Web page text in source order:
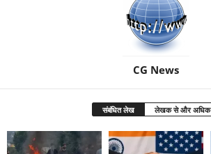
CG News
संबंधित लेख लेखक से और अधिक